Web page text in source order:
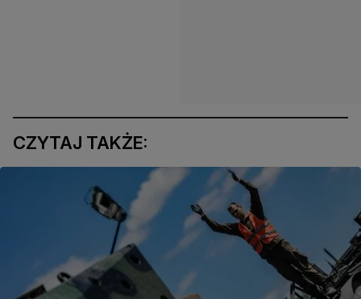
CZYTAJ TAKŻE: